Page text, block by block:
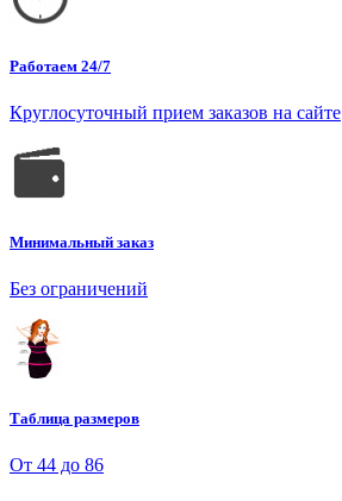
Работаем 24/7
Круглосуточный прием заказов на сайте
Минимальный заказ
Без ограничений
Таблица размеров
От 44 до 86